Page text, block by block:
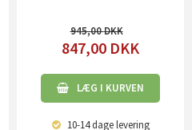
945,00
847,00 DKK
LÆG I KURVEN
10-14 dagelevering